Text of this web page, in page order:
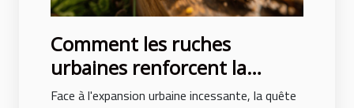
Comment les ruches
urbaines renforcent la
biodiversité en milieu
Face à l'expansion urbaine incessante, la quête